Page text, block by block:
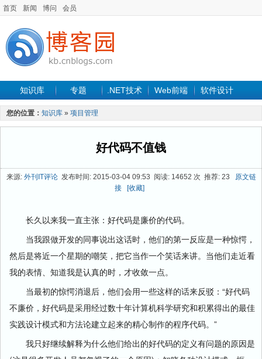
首页 新闻 博问 会员
知识库 专题 .NET技术 Web前端 软件设计
手机开发 软件工程
最新文章
您的位置： 知识库 » 项目管理
好代码不值钱
来源: 外刊IT评论发布时间: 2015-03-04 09:53 阅读: 14652 次 推荐: 23
原文链
接
[收藏]
长久以来我一直主张：好代码是廉价的代码。
当我跟做开发的同事说出这话时，他们的第一反应是一种惊愕，
然后是将近一个星期的嘲笑，把它当作一个笑话来讲。当他们走近看
我的表情、知道我是认真的时，才收敛一点。
当最初的惊愕消退后，他们会用一些这样的话来反驳：“好代码
不廉价，好代码是采用经过数十年计算机科学研究和积累得出的最佳
实践设计模式和方法论建立起来的精心制作的程序代码。”
我只好继续解释为什么他们给出的好代码的定义有问题的原因是